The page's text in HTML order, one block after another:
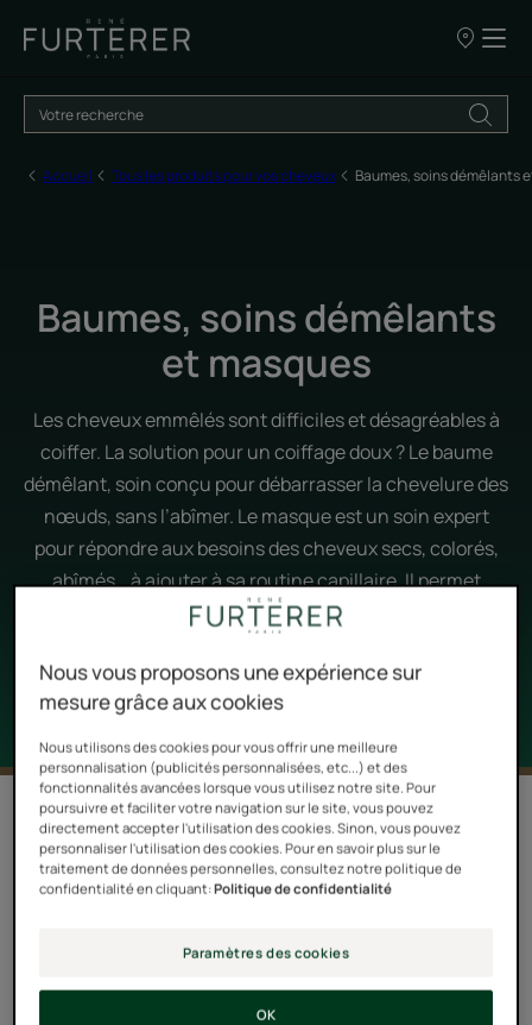
Nos
vente
Accueil Tous les produits pour vos cheveux Baumes, soins démêlants
Baumes, soins démêlants
et masques
Les cheveux emmêlés sont difficiles et désagréables à
coiffer. La solution pour un coiffage doux ? Le baume
démêlant, soin conçu pour débarrasser la chevelure des
nœuds, sans l’abîmer. Le masque est un soin expert
pour répondre aux besoins des cheveux secs, colorés,
abîmés… à ajouter à sa routine capillaire. Il permet
d’hydrater, nourrir ou réparer la chevelure en
Filtrer les produits
7 résultats pour "Baumes, soins
Nous vous proposons une expérience sur
mesure grâce aux cookies
Nous utilisons des cookies pour vous offrir une meilleure
personnalisation (publicités personnalisées, etc...) et des
fonctionnalités avancées lorsque vous utilisez notre site. Pour
poursuivre et faciliter votre navigation sur le site, vous pouvez
directement accepter l'utilisation des cookies. Sinon, vous pouvez
personnaliser l'utilisation des cookies. Pour en savoir plus sur le
traitement de données personnelles, consultez notre politique de
confidentialité en cliquant:Politique de confidentialité
Paramètres des cookies
OK